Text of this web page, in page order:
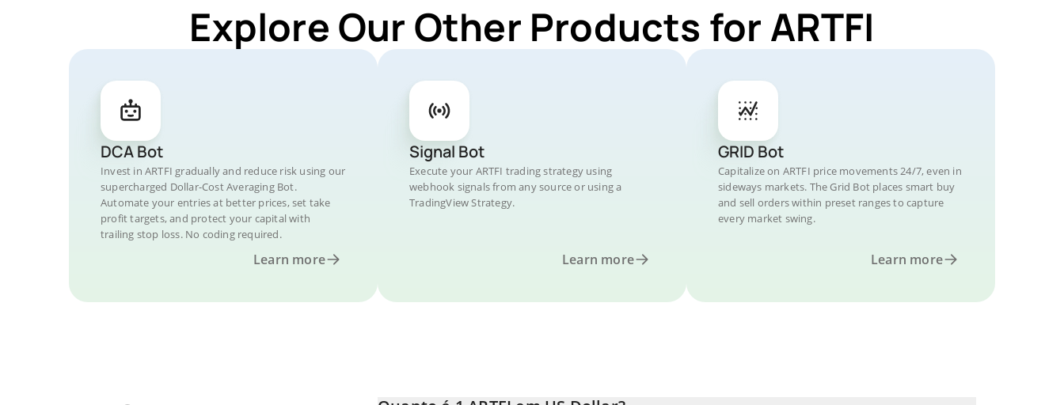
Explore Our Other Products for ARTFI
DCA Bot
Invest in ARTFI gradually and reduce risk using our
supercharged Dollar-Cost Averaging Bot.
Automate your entries at better prices, set take
profit targets, and protect your capital with
trailing stop loss. No coding required.
Learn more
Signal Bot
Execute your ARTFI trading strategy using
webhook signals from any source or using a
TradingView Strategy.
Learn more
GRID Bot
Capitalize on ARTFI price movements 24/7, even in
sideways markets. The Grid Bot places smart buy
and sell orders within preset ranges to capture
every market swing.
Learn more